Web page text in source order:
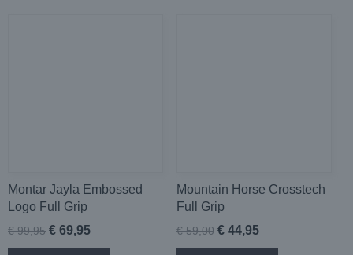
Montar Jayla Embossed
Logo Full Grip
€ 99,95 € 69,95
Mountain Horse Crosstech
Full Grip
€ 59,00 € 44,95